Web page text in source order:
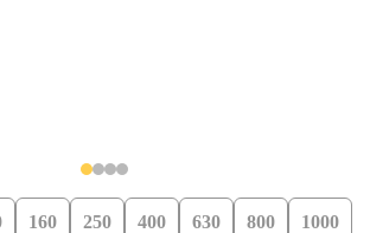
160 250 400 630 800 1000